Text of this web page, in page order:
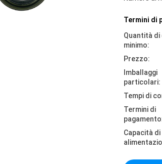
Termini di
Quantità
minimo:
Prezzo:
Imballaggi
particolari:
Tempi di
Termini di
Capacità di